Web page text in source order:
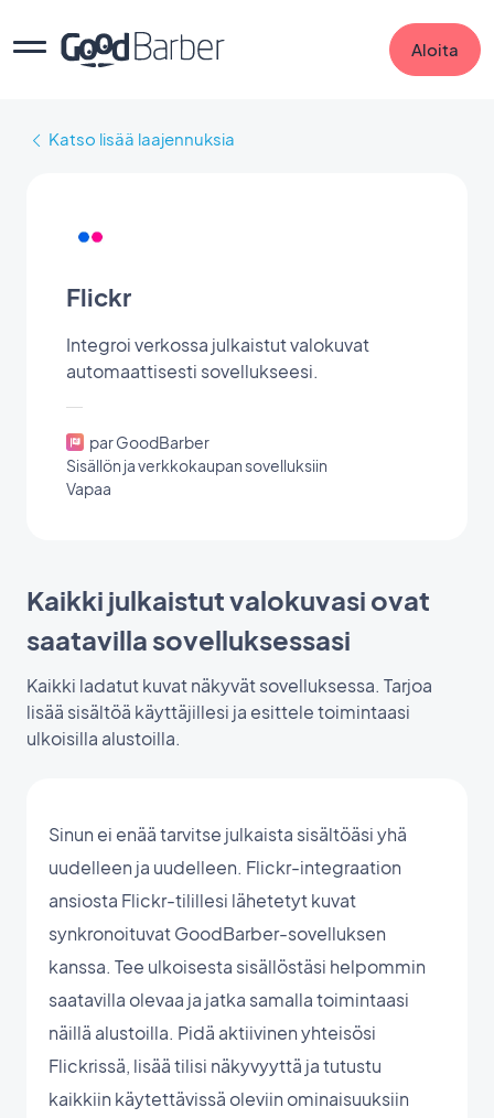
Aloita
Katso lisää laajennuksia
Flickr
Integroi verkossa julkaistut valokuvat
automaattisesti sovellukseesi.
par GoodBarber
Sisällön ja verkkokaupan sovelluksiin
Vapaa
Kaikki julkaistut valokuvasi ovat
saatavilla sovelluksessasi
Kaikki ladatut kuvat näkyvät sovelluksessa. Tarjoa
lisää sisältöä käyttäjillesi ja esittele toimintaasi
ulkoisilla alustoilla.
Sinun ei enää tarvitse julkaista sisältöäsi yhä
uudelleen ja uudelleen. Flickr-integraation
ansiosta Flickr-tilillesi lähetetyt kuvat
synkronoituvat GoodBarber-sovelluksen
kanssa. Tee ulkoisesta sisällöstäsi helpommin
saatavilla olevaa ja jatka samalla toimintaasi
näillä alustoilla. Pidä aktiivinen yhteisösi
Flickrissä, lisää tilisi näkyvyyttä ja tutustu
kaikkiin käytettävissä oleviin ominaisuuksiin